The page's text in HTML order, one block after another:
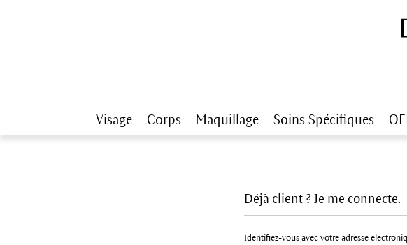
Visage Corps Maquillage Soins Spécifiques
Déjà client ? Je me connecte.
Identifiez-vous avec votre adresse